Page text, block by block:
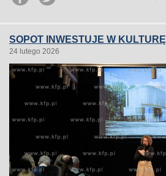
SOPOT INWESTUJE W KULTURĘ
24 lutego 2026